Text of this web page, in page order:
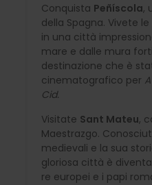
Conquista Peñíscola,
della Spagna. Vivete
in una città
mare e dalle mura
destinazione che è
cinematografico per
Cid.
Visitate Sant Mateu,
Maestrazgo.
medievali e la sua
gloriosa città è
re europei e i papi